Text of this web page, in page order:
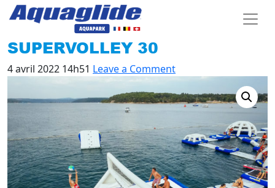
SUPERVOLLEY 30
4 avril 2022 14h51 Leave a Comment